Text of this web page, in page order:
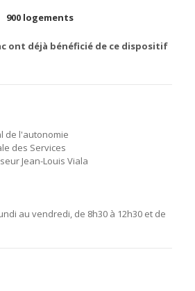
900 logements
ont déjà bénéficié de ce dispositif
de l'autonomie
des Services
Jean-Louis Viala
au vendredi, de 8h30 à 12h30 et de